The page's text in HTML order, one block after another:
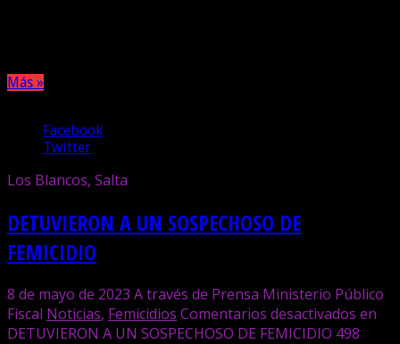
Más »
Facebook
Twitter
Los Blancos, Salta
DETUVIERON A UN SOSPECHOSO DE
FEMICIDIO
8 de mayo de 2023 A través de Prensa Ministerio Público
Fiscal Noticias, Femicidios Comentarios desactivados en
DETUVIERON A UN SOSPECHOSO DE FEMICIDIO 498